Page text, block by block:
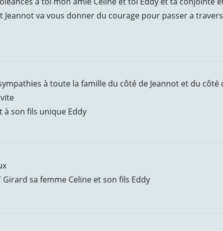
Jeannot va vous donner du courage pour passer a
à toute la famille du côté de Jeannot et du côté
à son fils unique Eddy
Girard sa femme Celine et son fils Eddy